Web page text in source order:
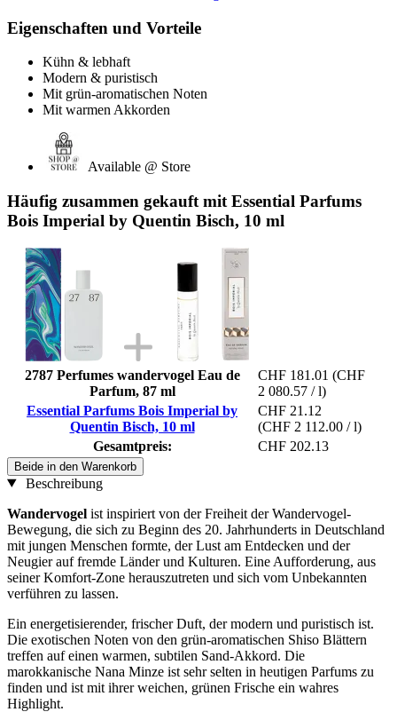
Eigenschaften und Vorteile
Kühn & lebhaft
Modern & puristisch
Mit grün-aromatischen Noten
Mit warmen Akkorden
Available @ Store
Häufig zusammen gekauft mit Essential Parfums
Bois Imperial by Quentin Bisch, 10 ml
2787 Perfumes wandervogel Eau de
Parfum, 87 ml
CHF 181.01 (CHF
2 080.57 / l)
Essential Parfums Bois Imperial by
Quentin Bisch, 10 ml
CHF 21.12
(CHF 2 112.00 / l)
Gesamtpreis:
CHF 202.13
Beide in den Warenkorb
Beschreibung
Wandervogel ist inspiriert von der Freiheit der Wandervogel-
Bewegung, die sich zu Beginn des 20. Jahrhunderts in Deutschland
mit jungen Menschen formte, der Lust am Entdecken und der
Neugier auf fremde Länder und Kulturen. Eine Aufforderung, aus
seiner Komfort-Zone herauszutreten und sich vom Unbekannten
verführen zu lassen.
Ein energetisierender, frischer Duft, der modern und puristisch ist.
Die exotischen Noten von den grün-aromatischen Shiso Blättern
treffen auf einen warmen, subtilen Sand-Akkord. Die
marokkanische Nana Minze ist sehr selten in heutigen Parfums zu
finden und ist mit ihrer weichen, grünen Frische ein wahres
Highlight.